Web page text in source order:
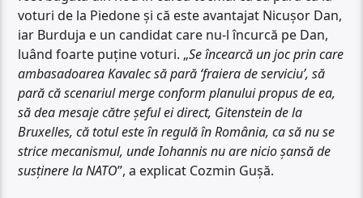
voturi de la Piedone și că este avantajat Nicușor Dan,
iar Burduja e un candidat care nu-l încurcă pe Dan,
luând foarte puține voturi. „Se încearcă un joc prin care
ambasadoarea Kavalec să pară ‘fraiera de serviciu’, să
pară că scenariul merge conform planului propus de ea,
să dea mesaje către șeful ei direct, Gitenstein de la
Bruxelles, că totul este în regulă în România, ca să nu se
strice mecanismul, unde Iohannis nu are nicio șansă de
susținere la NATO”, a explicat Cozmin Gușă.